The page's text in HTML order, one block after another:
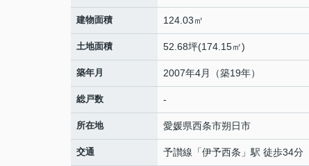
建物面積 124.03㎡
土地面積 52.68坪(174.15㎡)
築年月 2007年4月（築19年）
総戸数 -
所在地 愛媛県西条市朔日市
交通 予讃線 「伊予西条 」駅 徒歩34分